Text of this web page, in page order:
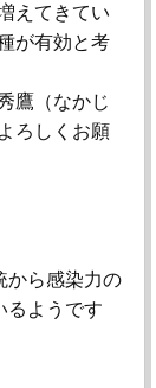
えてきてい
が有効と考
鷹（なかじ
ろしくお願
から感染力の
るようです